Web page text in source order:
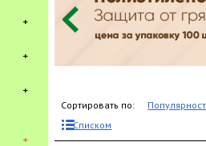
Сортировать по:
Списком